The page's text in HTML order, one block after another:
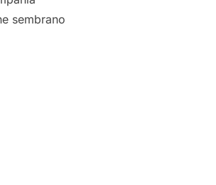
sembrano
ALLE REGIONALI DELLA CAMPANIA”